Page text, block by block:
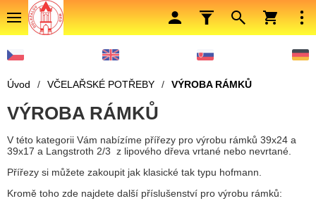
Úvod / VČELAŘSKÉ POTŘEBY / VÝROBA RÁMKŮ
VÝROBA RÁMKŮ
V této kategorii Vám nabízíme přířezy pro výrobu rámků 39x24 a
39x17 a Langstroth 2/3 z lipového dřeva vrtané nebo nevrtané.
Přířezy si můžete zakoupit jak klasické tak typu hofmann.
Kromě toho zde najdete další příslušenství pro výrobu rámků: